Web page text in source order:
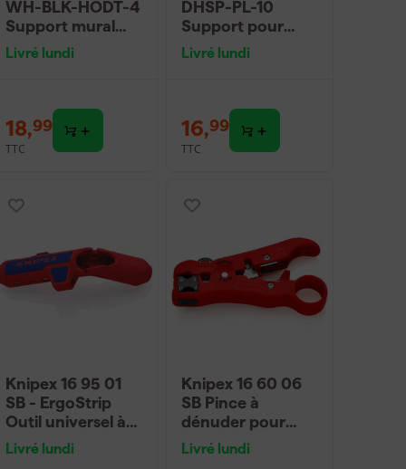
WH-BLK-HODT-4
Support mural
pour outils - Noir
- 4 pièces
Livré lundi
18,99
TTC
DHSP-PL-10
Support pour
pinces Drawer
Hive pour
Livré lundi
16,99
TTC
Knipex 16 95 01
SB - ErgoStrip
Outil universel à
dégainer
Livré lundi
Knipex 16 60 06
SB Pince à
dénuder pour
câble coaxial et
câble de données
Livré lundi